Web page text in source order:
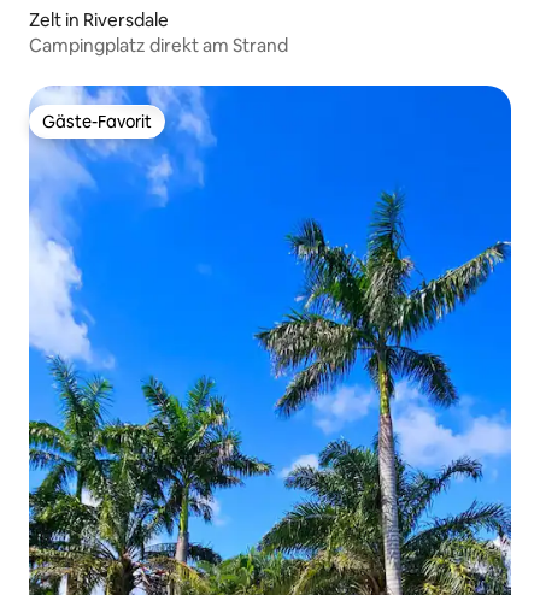
Zelt in Riversdale
Campingplatz direkt am Strand
Gäste-Favorit
Gäste-Favorit